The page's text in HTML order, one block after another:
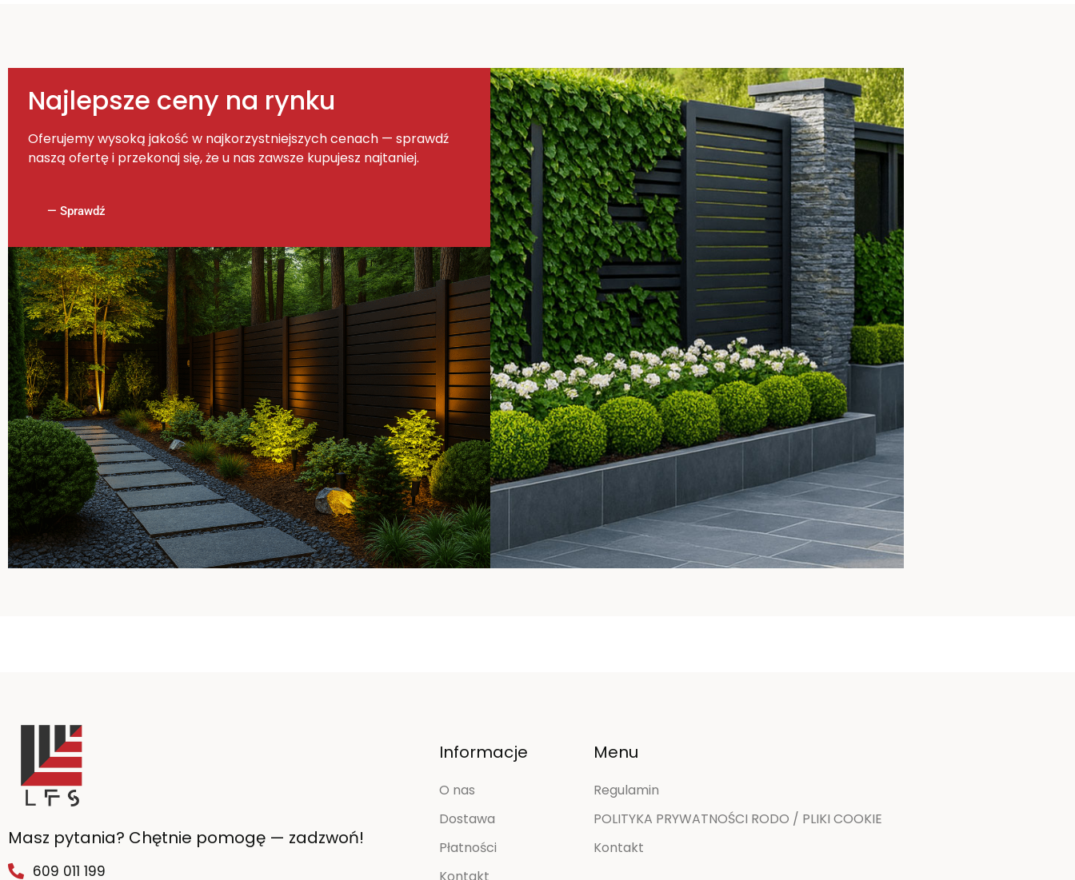
Najlepsze ceny na rynku
Oferujemy wysoką jakość w najkorzystniejszych cenach — sprawdź
naszą ofertę i przekonaj się, że u nas zawsze kupujesz najtaniej.
— Sprawdź
Masz pytania? Chętnie pomogę — zadzwoń!
609 011 199
Informacje
O nas
Dostawa
Płatności
Kontakt
Menu
Regulamin
POLITYKA PRYWATNOŚCI RODO / PLIKI COOKIE
Kontakt